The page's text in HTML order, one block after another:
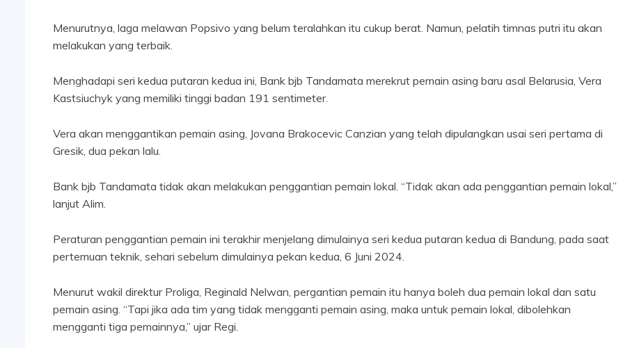
Menurutnya, laga melawan Popsivo yang belum teralahkan itu cukup berat. Namun, pelatih timnas putri itu akan
melakukan yang terbaik.
Menghadapi seri kedua putaran kedua ini, Bank bjb Tandamata merekrut pemain asing baru asal Belarusia, Vera
Kastsiuchyk yang memiliki tinggi badan 191 sentimeter.
Vera akan menggantikan pemain asing, Jovana Brakocevic Canzian yang telah dipulangkan usai seri pertama di
Gresik, dua pekan lalu.
Bank bjb Tandamata tidak akan melakukan penggantian pemain lokal. “Tidak akan ada penggantian pemain lokal,”
lanjut Alim.
Peraturan penggantian pemain ini terakhir menjelang dimulainya seri kedua putaran kedua di Bandung, pada saat
pertemuan teknik, sehari sebelum dimulainya pekan kedua, 6 Juni 2024.
Menurut wakil direktur Proliga, Reginald Nelwan, pergantian pemain itu hanya boleh dua pemain lokal dan satu
pemain asing. “Tapi jika ada tim yang tidak mengganti pemain asing, maka untuk pemain lokal, dibolehkan
mengganti tiga pemainnya,” ujar Regi.